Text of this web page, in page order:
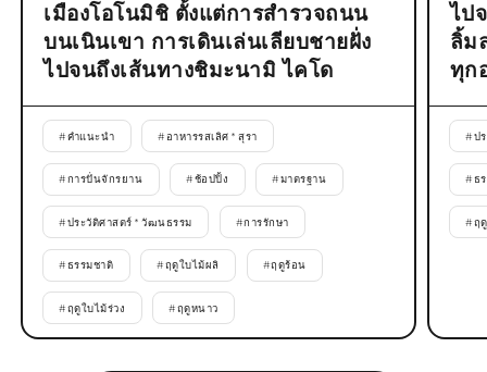
เมืองโอโนมิชิ ตั้งแต่การสำรวจถนน
บนเนินเขา การเดินเล่นเลียบชายฝั่ง
ไปจนถึงเส้นทางชิมะนามิ ไคโด
#คำแนะนำ # อาหารรสเลิศ * สุรา
#การปั่นจักรยาน #ช้อปปิ้ง #มาตรฐาน
#ประวัติศาสตร์ * วัฒนธรรม #การรักษา
#ธรรมชาติ #ฤดูใบไม้ผลิ #ฤดูร้อน
#ฤดูใบไม้ร่วง #ฤดูหนาว
ไป
ลิ้ม
ทุก
#ป
#ธ
#ฤ